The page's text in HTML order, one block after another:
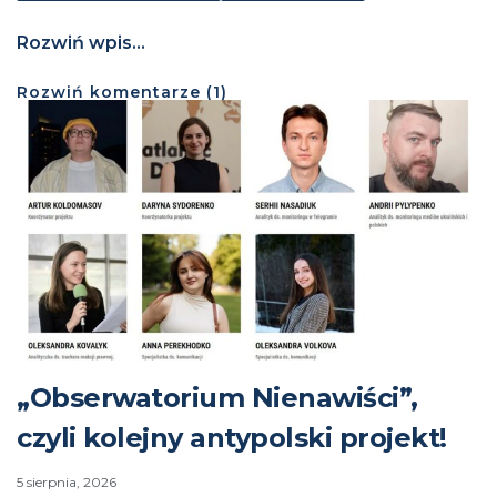
Rozwiń wpis...
Rozwiń komentarze (1)
„Obserwatorium Nienawiści”,
czyli kolejny antypolski projekt!
5 sierpnia, 2026